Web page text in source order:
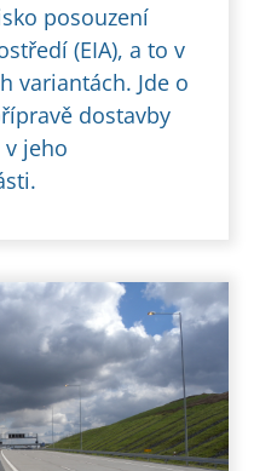
posouzení
(EIA), a to v
variantách. Jde o
dostavby
v jeho